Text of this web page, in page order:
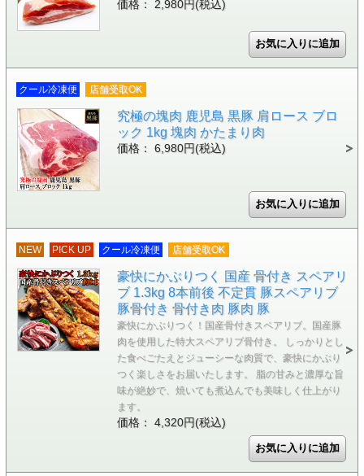
価格： 2,980円(税込)
クール冷凍便 店舗受取OK
究極の塊肉 鹿児島 黒豚 肩ロース ブロ
ック 1kg 塊肉 かたまり肉
価格： 6,980円(税込)
NEW PICK UP クール冷凍便 店舗受取OK
豪快にかぶりつく 国産 骨付き スペアリ
ブ 1.3kg 8本前後 不定貫 豚スペアリブ
豚骨付き 骨付き肉 豚肉 豚
豪快にかぶりつく！国産骨付きスペアリブ。国産豚
肉を使用した特大スペアリブ骨付き。 しっかりとし
た食べごたえとジューシーな肉質で、豪快にかぶり
つく楽しさをお届いたします。 脂の甘みと濃厚な旨
味が絶妙で、焼いても煮込んでも美味しく仕上がり
ます。
価格： 4,320円(税込)